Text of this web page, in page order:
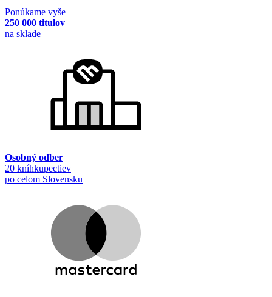
Ponúkame vyše
250 000 titulov
na sklade
Osobný odber
20 kníhkupectiev
po celom Slovensku